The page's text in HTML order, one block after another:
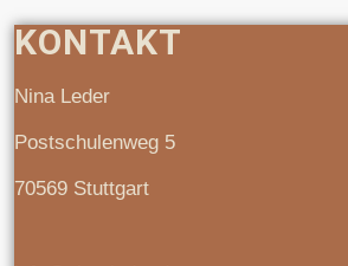
KONTAKT
Nina Leder
Postschulenweg 5
70569 Stuttgart